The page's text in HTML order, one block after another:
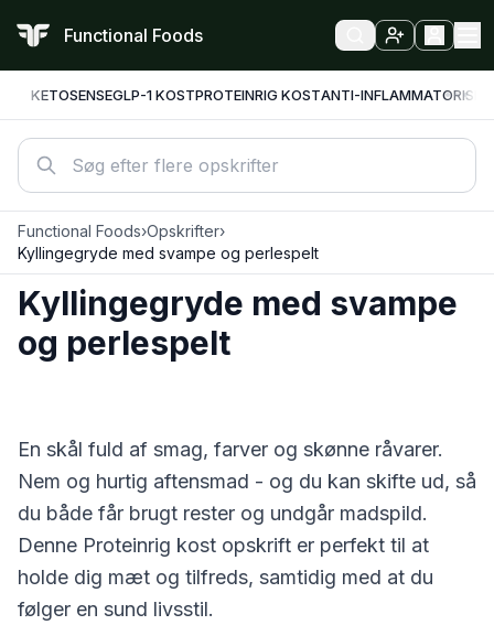
Functional Foods
KETOSENSEGLP-1 KOSTPROTEINRIG KOSTANTI-INFLAMMATORISK
Functional Foods›Opskrifter›
Kyllingegryde med svampe og perlespelt
Kyllingegryde med svampe
og perlespelt
En skål fuld af smag, farver og skønne råvarer.
Nem og hurtig aftensmad - og du kan skifte ud, så
du både får brugt rester og undgår madspild.
Denne Proteinrig kost opskrift er perfekt til at
holde dig mæt og tilfreds, samtidig med at du
følger en sund livsstil.